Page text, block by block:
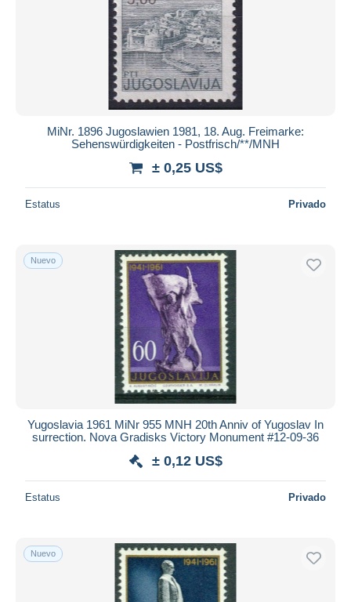
MiNr. 1896 Jugoslawien 1981, 18. Aug. Freimarke:
Sehenswürdigkeiten - Postfrisch/**/MNH
± 0,25 US$
Estatus Privado
Nuevo
Yugoslavia 1961 MiNr 955 MNH 20th Anniv of Yugoslav In
surrection. Nova Gradisks Victory Monument #12-09-36
± 0,12 US$
Estatus Privado
Nuevo